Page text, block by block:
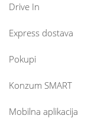
Drive In
Express dostava
Pokupi
Konzum SMART
Mobilna aplikacija